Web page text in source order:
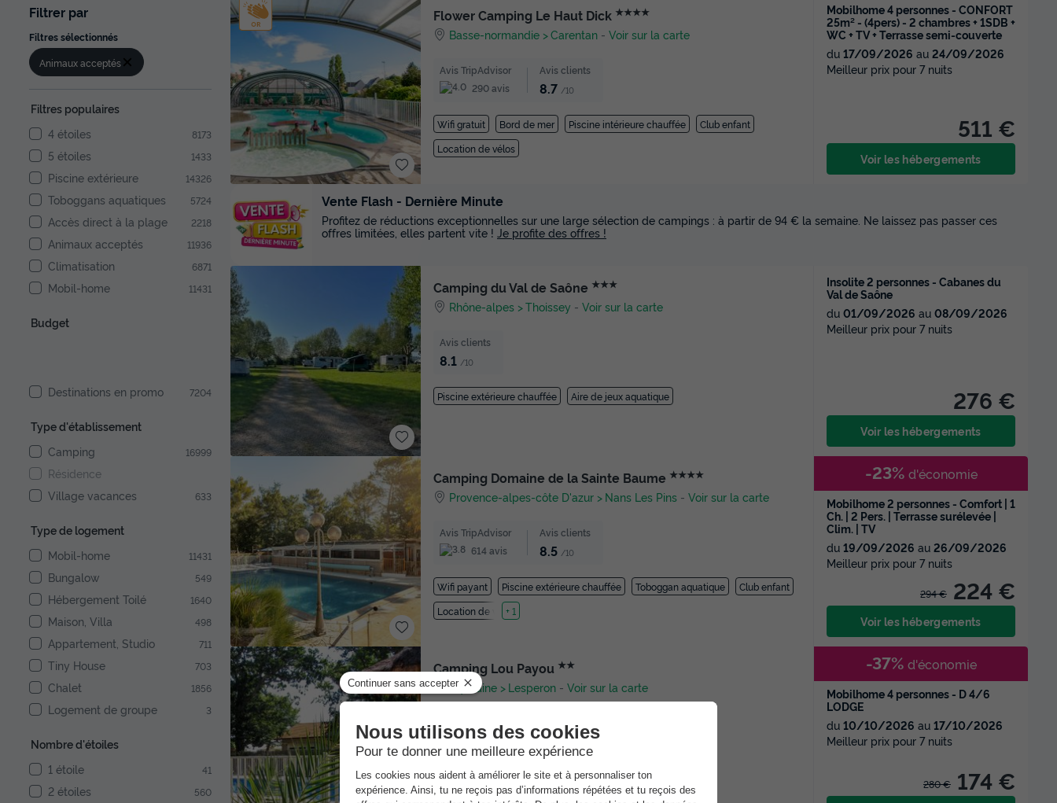
Filtrer par
Filtres sélectionnés
Animaux acceptés
Filtres populaires
4 étoiles
8173
5 étoiles 1433
Piscine extérieure 14326
Toboggans aquatiques 5724
Accès direct à la plage 2218
Animaux acceptés 11936
Climatisation 6871
Mobil-home 11431
Budget
Destinations en promo 7204
Type d'établissement
Camping
16999
Résidence
Village vacances
633
Type de logement
Mobil-home
11431
Bungalow 549
Hébergement Toilé 1640
Maison, Villa 498
Appartement, Studio 711
Tiny House 703
Chalet 1856
Logement de groupe 3
Nombre d'étoiles
1 étoile
41
2 étoiles 560
Flower Camping Le Haut Dick ★★★★
Basse-normandie Carentan -Voir sur la carte
Avis TripAdvisor
290 avis
Avis clients
8.7 /10
Wifi gratuit Bord de mer Piscine intérieure chauffée
Club enfant
Location de vélos
Mobilhome 4 personnes - CONFORT
25m² - (4pers) - 2 chambres + 1SDB +
WC + TV + Terrasse semi-couverte
du 17/09/2026 au 24/09/2026
Meilleur prix pour 7 nuits
511 €
Voir les hébergements
Camping du Val de Saône ★★★
Rhône-alpes Thoissey -Voir sur la carte
Avis clients
8.1 /10
Piscine extérieure chauffée Aire de jeux aquatique
Insolite 2 personnes - Cabanes du
Val de Saône
du 01/09/2026 au 08/09/2026
Meilleur prix pour 7 nuits
276 €
Voir les hébergements
Camping Domaine de la Sainte Baume ★★★★
Provence-alpes-côte D'azur Nans Les Pins -Voir sur la carte
Avis TripAdvisor
614 avis
Avis clients
8.5 /10
Wifi payant Piscine extérieure chauffée Toboggan aquatique
Club enfant
Location de vélos
+ 1
Mobilhome 2 personnes - Comfort | 1
Ch. | 2 Pers. | Terrasse surélevée |
Clim. | TV
du 19/09/2026 au 26/09/2026
Meilleur prix pour 7 nuits
294 € 224 €
-23% d'économie
Voir les hébergements
Camping Lou Payou ★★
Aquitaine Lesperon -Voir sur la carte
Avis TripAdvisor
39 avis
Avis clients
8
Wifi payant
Mobilhome 4 personnes - D 4/6
LODGE
du 10/10/2026 au 17/10/2026
Meilleur prix pour 7 nuits
280 € 174 €
-37% d'économie
Vente Flash - Dernière Minute
Profitez de réductions exceptionnelles sur une large sélection de campings : à partir de 94 € la semaine. Ne laissez pas passer ces
offres limitées, elles partent vite ! Je profite des offres !